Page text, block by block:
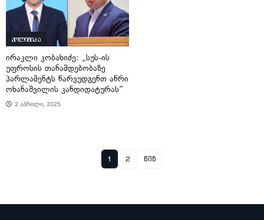
პოლიტიკა
ირაკლი კობახიძე: „სუს-ის
უფროსის თანამდებობაზე
პარლამენტს წარვუდგენთ ანრი
ოხანაშვილის კანდიდატურას“
2 აპრილი, 2025
1 2 წინ